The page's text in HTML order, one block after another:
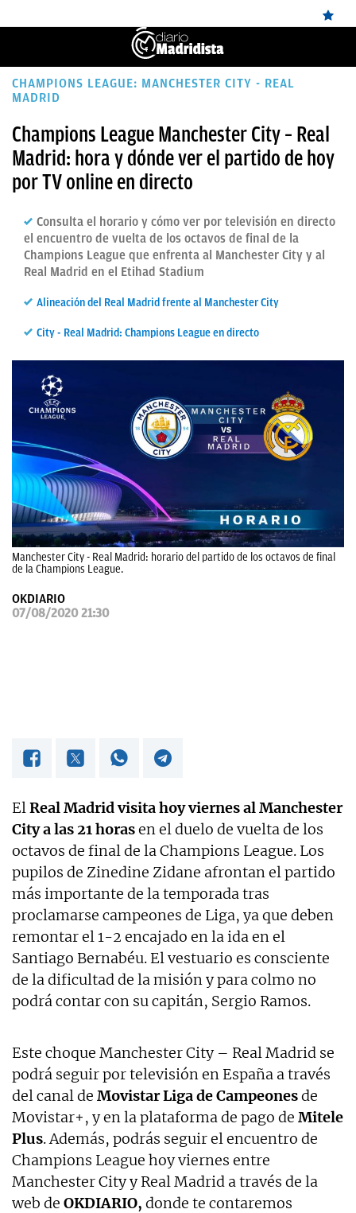
ÚLTIMAS
REAL
MADRID
CANTERA
FICHAJES
OKDIARIO
CHAMPIONS LEAGUE: MANCHESTER CITY - REAL
MADRID
Champions League Manchester City – Real
Madrid: hora y dónde ver el partido de hoy
por TV online en directo
Consulta el horario y cómo ver por televisión en directo
el encuentro de vuelta de los octavos de final de la
Champions League que enfrenta al Manchester City y al
Real Madrid en el Etihad Stadium
Alineación del Real Madrid frente al Manchester City
City - Real Madrid: Champions League en directo
Manchester City - Real Madrid: horario del partido de los octavos de final
de la Champions League.
OKDIARIO
07/08/2020 21:30
ElReal Madrid visita hoy viernes al Manchester
City a las 21 horasen el duelo de vuelta de los
octavos de final de la Champions League. Los
pupilos de Zinedine Zidane afrontan el partido
más importante de la temporada tras
proclamarse campeones de Liga, ya que deben
remontar el 1-2 encajado en la ida en el
Santiago Bernabéu. El vestuario es consciente
de la dificultad de la misión y para colmo no
podrá contar con su capitán, Sergio Ramos.
Este choque Manchester City – Real Madrid se
podrá seguir por televisión en España a través
del canal de Movistar Liga de Campeonesde
Movistar+, y en la plataforma de pago de Mitele
Plus. Además, podrás seguir el encuentro de
Champions League hoy viernes entre
Manchester City y Real Madrid a través de la
web de OKDIARIO, donde te contaremos